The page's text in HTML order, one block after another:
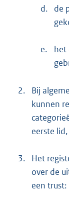
d.
de
e.
het
2.
Bij
kunnen
eerste
3.
Het
over de
een trust: